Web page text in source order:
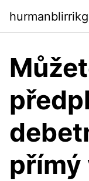
přímý